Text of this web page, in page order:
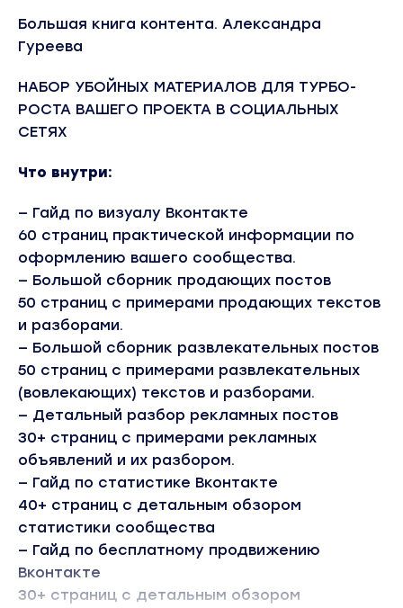
Большая книга контента. Александра
Гуреева
НАБОР УБОЙНЫХ МАТЕРИАЛОВ ДЛЯ ТУРБО-
РОСТА ВАШЕГО ПРОЕКТА В СОЦИАЛЬНЫХ
СЕТЯХ
Что внутри:
— Гайд по визуалу Вконтакте
60 страниц практической информации по
оформлению вашего сообщества.
— Большой сборник продающих постов
50 страниц с примерами продающих текстов
и разборами.
— Большой сборник развлекательных постов
50 страниц с примерами развлекательных
(вовлекающих) текстов и разборами.
— Детальный разбор рекламных постов
30+ страниц с примерами рекламных
объявлений и их разбором.
— Гайд по статистике Вконтакте
40+ страниц с детальным обзором
статистики сообщества
— Гайд по бесплатному продвижению
Вконтакте
30+ страниц с детальным обзором